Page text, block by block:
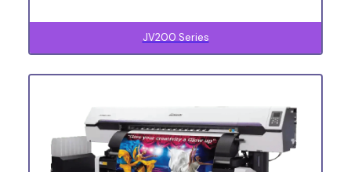
JV200 Series